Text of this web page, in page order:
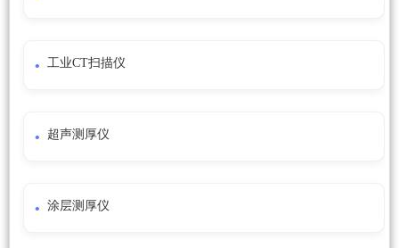
工业CT扫描仪
超声测厚仪
涂层测厚仪